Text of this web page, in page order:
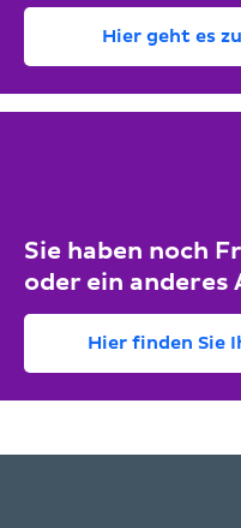
Hier geht es
Sie haben noch
oder ein anderes
Hier finden Sie